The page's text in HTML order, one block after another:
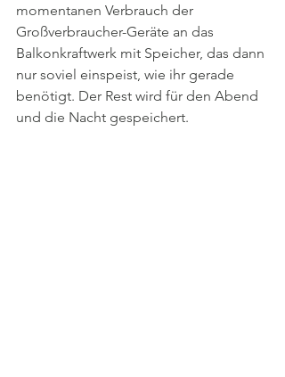
momentanen Verbrauch der
Großverbraucher-Geräte an das
Balkonkraftwerk mit Speicher, das dann
nur soviel einspeist, wie ihr gerade
benötigt. Der Rest wird für den Abend
und die Nacht gespeichert.